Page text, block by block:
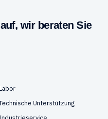
wir beraten Sie
Unterstützung